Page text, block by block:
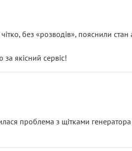
без «розводів», пояснили стан
якісний сервіс!
проблема з щітками